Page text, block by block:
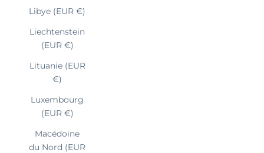
Libye (EUR €)
Liechtenstein
(EUR €)
Lituanie (EUR
€)
Luxembourg
(EUR €)
Macédoine
du Nord (EUR